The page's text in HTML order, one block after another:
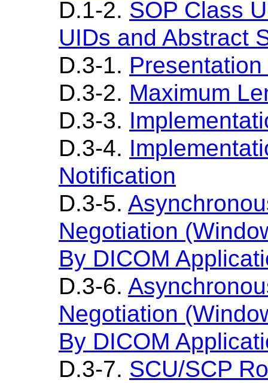
D.1-2. SOP Class
UIDs and Abstract
D.3-1.
D.3-2. Maximum
D.3-3.
D.3-4.
Notification
D.3-5.
Negotiation
By DICOM
D.3-6.
Negotiation
By DICOM
D.3-7. SCU/SCP